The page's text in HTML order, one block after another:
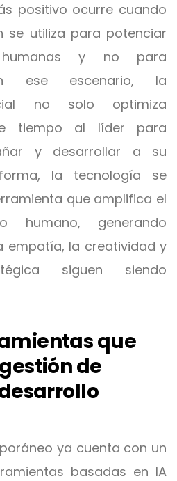
positivo ocurre cuando
se utiliza para potenciar
y no para
ese escenario, la
no solo optimiza
tiempo al líder para
y desarrollar a su
la tecnología se
que amplifica el
humano, generando
empatía, la creatividad y
siguen siendo
que
de
ya cuenta con un
basadas en IA